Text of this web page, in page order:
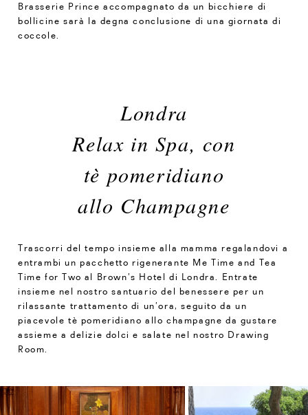
Brasserie Prince accompagnato da un bicchiere di
bollicine sarà la degna conclusione di una giornata di
coccole.
Londra
Relax in Spa, con
tè pomeridiano
allo Champagne
Trascorri del tempo insieme alla mamma regalandovi a
entrambi un pacchetto rigenerante Me Time and Tea
Time for Two al Brown’s Hotel di Londra. Entrate
insieme nel nostro santuario del benessere per un
rilassante trattamento di un’ora, seguito da un
piacevole tè pomeridiano allo champagne da gustare
assieme a delizie dolci e salate nel nostro Drawing
Room.